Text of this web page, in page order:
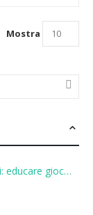
Mostra
Giochi per bimbi di 6-9 mesi: educare giocando